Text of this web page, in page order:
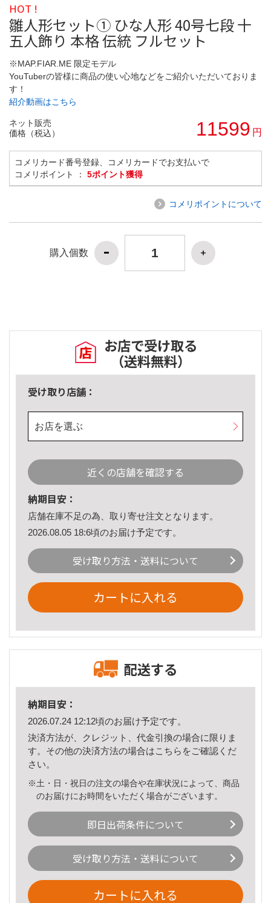
HOT !
雛人形セット① ひな人形 40号七段 十
五人飾り 本格 伝統 フルセット
※MAP.FIAR.ME 限定モデル
YouTuberの皆様に商品の使い心地などをご紹介いただいておりま
す！
紹介動画はこちら
ネット販売
価格（税込）
11599 円
コメリカード番号登録、コメリカードでお支払いで
コメリポイント ： 5ポイント獲得
コメリポイントについて
購入個数
お店で受け取る
（送料無料）
受け取り店舗：
お店を選ぶ
近くの店舗を確認する
納期目安：
店舗在庫不足の為、取り寄せ注文となります。
2026.08.05 18:6頃のお届け予定です。
受け取り方法・送料について
カートに入れる
配送する
納期目安：
2026.07.24 12:12頃のお届け予定です。
決済方法が、クレジット、代金引換の場合に限りま
す。その他の決済方法の場合はこちら をご確認くだ
さい。
※土・日・祝日の注文の場合や在庫状況によって、商品
のお届けにお時間をいただく場合がございます。
即日出荷条件について
受け取り方法・送料について
カートに入れる